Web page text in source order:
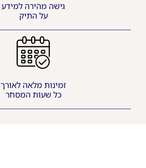
גישה מהירה למידע
על התיק
זמינות מלאה לאורך
כל שעות המסחר